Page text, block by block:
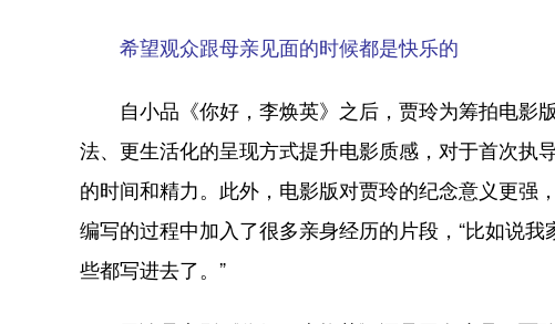
希望观众跟母亲见面的时候都是快乐的
自小品《你好，李焕英》之后，贾玲为筹拍电影
法、更生活化的呈现方式提升电影质感，对于首次执
的时间和精力。此外，电影版对贾玲的纪念意义更
编写的过程中加入了很多亲身经历的片段，“比如说
些都写进去了。”